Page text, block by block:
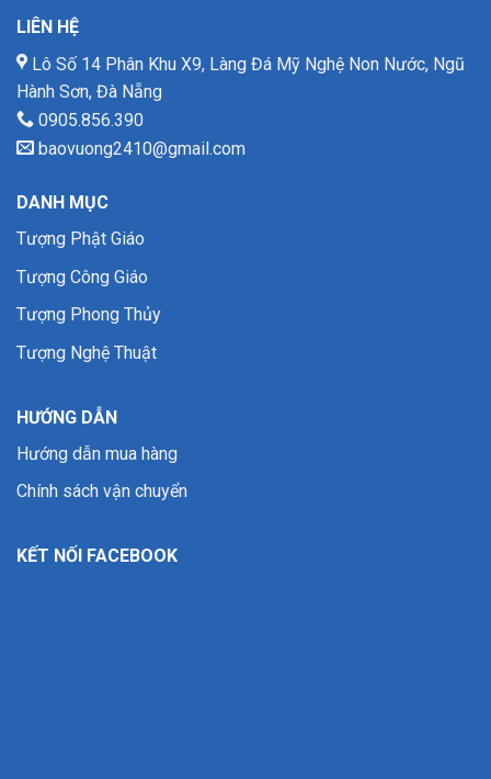
LIÊN HỆ
Lô Số 14 Phân Khu X9, Làng Đá Mỹ Nghệ Non Nước, Ngũ
Hành Sơn, Đà Nẵng
0905.856.390
baovuong2410@gmail.com
DANH MỤC
Tượng Phật Giáo
Tượng Công Giáo
Tượng Phong Thủy
Tượng Nghệ Thuật
HƯỚNG DẪN
Hướng dẫn mua hàng
Chính sách vận chuyển
KẾT NỐI FACEBOOK